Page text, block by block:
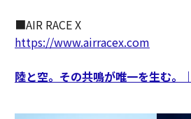
■AIR RACE X
https://www.airracex.com
陸と空。その共鳴が唯一を生む。